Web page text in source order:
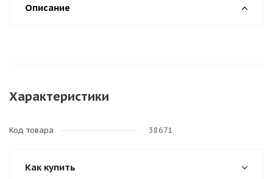
Описание
Характеристики
Код товара 38671
Как купить